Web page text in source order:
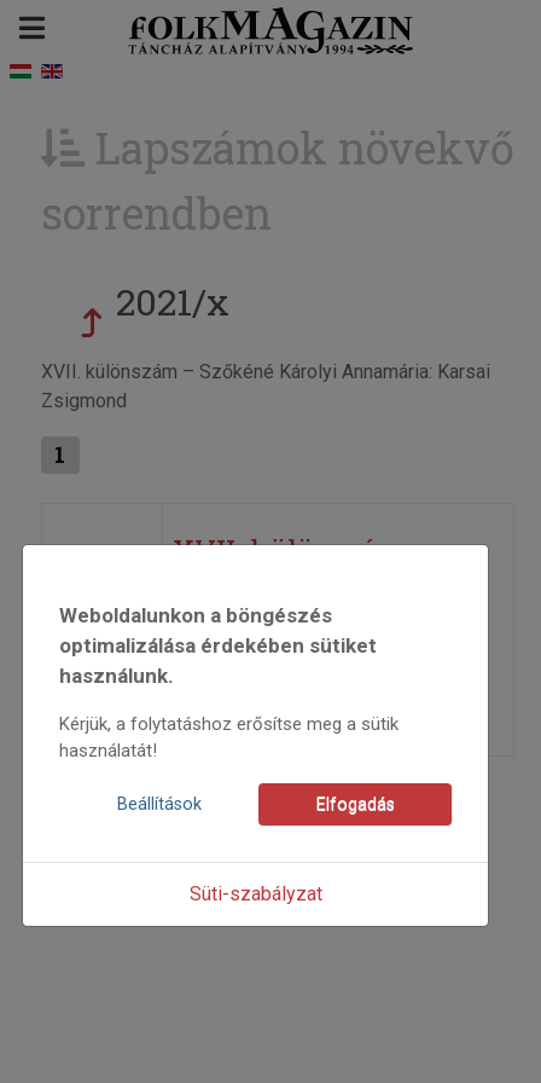
Lapszámok növekvő
sorrendben
2021/x
XVII. különszám – Szőkéné Károlyi Annamária: Karsai
Zsigmond
1
XVII. különszám
2021
2021/x
Weboldalunkon a böngészés
optimalizálása érdekében sütiket
használunk.
Kérjük, a folytatáshoz erősítse meg a sütik
használatát!
Beállítások Elfogadás
Süti-szabályzat